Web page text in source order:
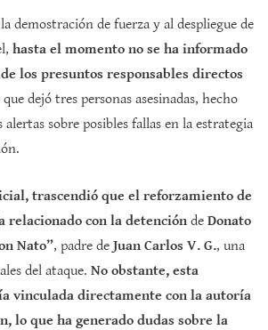
demostración de fuerza y al despliegue de
hasta el momento no se ha informado
los presuntos responsables directos
que dejó tres personas asesinadas, hecho
alertas sobre posibles fallas en la estrategia
trascendió que el reforzamiento de
relacionado con la detención de Donato
Nato”, padre de Juan Carlos V. G., una
del ataque. No obstante, esta
vinculada directamente con la autoría
lo que ha generado dudas sobre la